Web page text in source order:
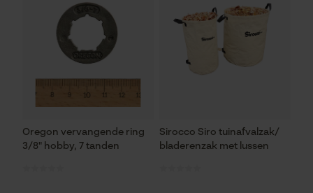
Oregon vervangende ring
3/8" hobby, 7 tanden
Sirocco Siro tuinafvalzak/
bladerenzak met lussen